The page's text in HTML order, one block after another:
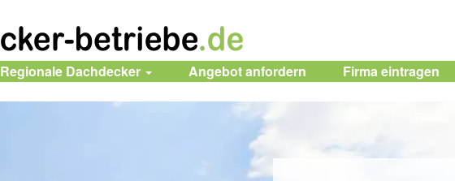
Regionale Dachdecker Angebot anfordern Firmaeintragen